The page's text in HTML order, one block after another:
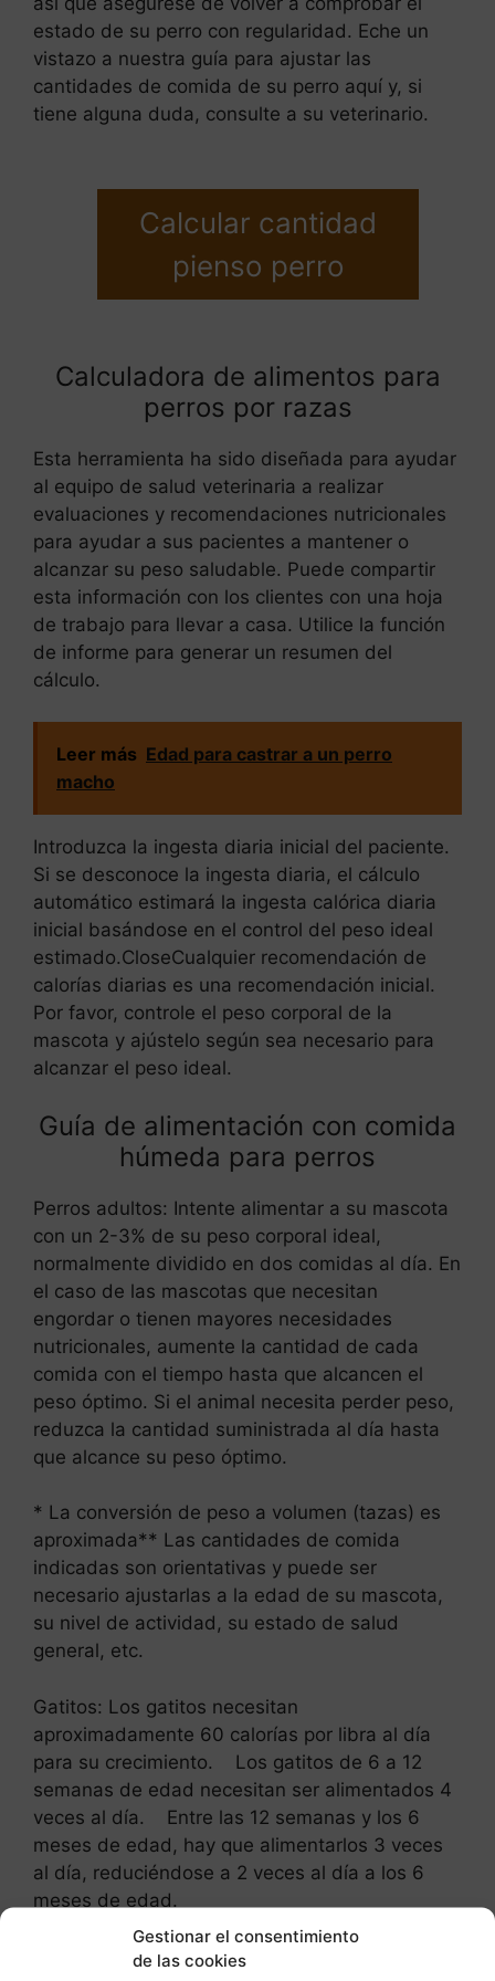
Gestionar el consentimiento
de las cookies
estado de su perro con regularidad. Eche un
vistazo a nuestra guía para ajustar las
cantidades de comida de su perro aquí y, si
tiene alguna duda, consulte a su veterinario.
Calcular cantidad
pienso perro
Calculadora de alimentos para
perros por razas
Esta herramienta ha sido diseñada para ayudar
al equipo de salud veterinaria a realizar
evaluaciones y recomendaciones nutricionales
para ayudar a sus pacientes a mantener o
alcanzar su peso saludable. Puede compartir
esta información con los clientes con una hoja
de trabajo para llevar a casa. Utilice la función
de informe para generar un resumen del
cálculo.
Leer más Edad para castrar a un perro
macho
Introduzca la ingesta diaria inicial del paciente.
Si se desconoce la ingesta diaria, el cálculo
automático estimará la ingesta calórica diaria
inicial basándose en el control del peso ideal
estimado.CloseCualquier recomendación de
calorías diarias es una recomendación inicial.
Por favor, controle el peso corporal de la
mascota y ajústelo según sea necesario para
alcanzar el peso ideal.
Guía de alimentación con comida
húmeda para perros
Perros adultos: Intente alimentar a su mascota
con un 2-3% de su peso corporal ideal,
normalmente dividido en dos comidas al día. En
el caso de las mascotas que necesitan
engordar o tienen mayores necesidades
nutricionales, aumente la cantidad de cada
comida con el tiempo hasta que alcancen el
peso óptimo. Si el animal necesita perder peso,
reduzca la cantidad suministrada al día hasta
que alcance su peso óptimo.
* La conversión de peso a volumen (tazas) es
aproximada** Las cantidades de comida
indicadas son orientativas y puede ser
necesario ajustarlas a la edad de su mascota,
su nivel de actividad, su estado de salud
general, etc.
Gatitos: Los gatitos necesitan
aproximadamente 60 calorías por libra al día
para su crecimiento. Los gatitos de 6 a 12
semanas de edad necesitan ser alimentados 4
veces al día. Entre las 12 semanas y los 6
meses de edad, hay que alimentarlos 3 veces
al día, reduciéndose a 2 veces al día a los 6
meses de edad.
Explicación del cálculo: Para este ejemplo,